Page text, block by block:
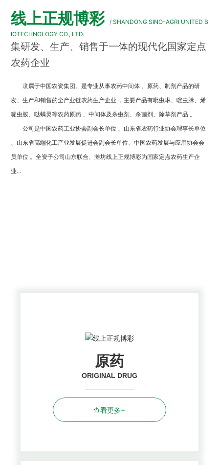
线上正规博彩
/ SHANDONG SINO-AGRI UNITED B
IOTECHNOLOGY CO., LTD.
集研发、生产、销售于一体的现代化国家定点
农药企业
隶属于中国农资集团。是专业从事农药中间体 、原药、制剂产品的研
发、生产和销售的全产业链农药生产企业 ，主要产品有吡虫啉、啶虫脒、烯
啶虫胺、哒螨灵等农药原药 、中间体及杀虫剂、杀菌剂、除草剂产品 。
公司是中国农药工业协会副会长单位 、山东省农药行业协会理事长单位
、山东省高端化工产业发展促进会副会长单位、中国农药发展与应用协会会
员单位 。全资子公司山东联合、潍坊线上正规博彩为国家定点农药生产企
业...
原药
ORIGINAL DRUG
查看更多+